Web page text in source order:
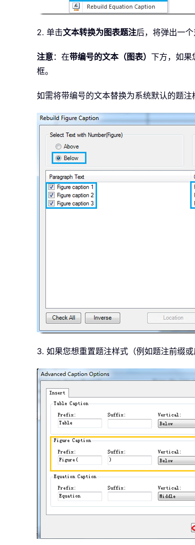
2. 单击文本转换为图表题注后，将弹出一个
注意：在带编号的文本（图表） 下方，如果
框。
如需将带编号的文本替换为系统默认的题注
3. 如果您想重置题注样式（例如题注前缀